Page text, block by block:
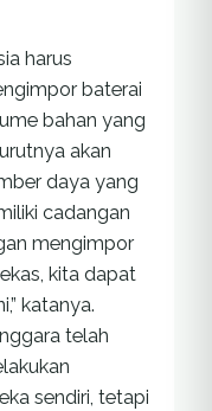
harus
baterai
bahan yang
akan
daya yang
cadangan
mengimpor
kita dapat
katanya.
telah
sendiri, tetapi